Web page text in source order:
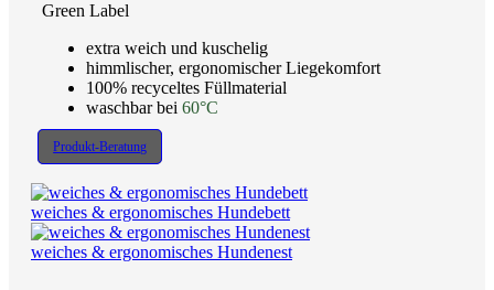
Green Label
extra weich und kuschelig
himmlischer, ergonomischer Liegekomfort
100% recyceltes Füllmaterial
waschbar bei 60°C
Produkt-Beratung
weiches & ergonomisches Hundebett
weiches & ergonomisches Hundenest